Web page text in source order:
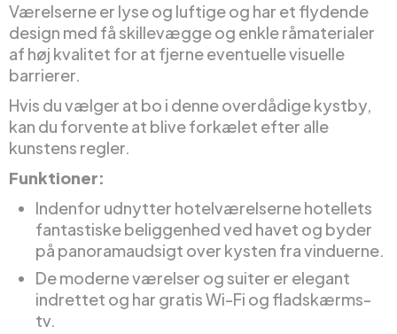
Værelserne er lyse og luftige og har et flydende
design med få skillevægge og enkle råmaterialer
af høj kvalitet for at fjerne eventuelle visuelle
barrierer.
Hvis du vælger at bo i denne overdådige kystby,
kan du forvente at blive forkælet efter alle
kunstens regler.
Funktioner:
Indenfor udnytter hotelværelserne hotellets
fantastiske beliggenhed ved havet og byder
på panoramaudsigt over kysten fra vinduerne.
De moderne værelser og suiter er elegant
indrettet og har gratis Wi-Fi og fladskærms-
tv.